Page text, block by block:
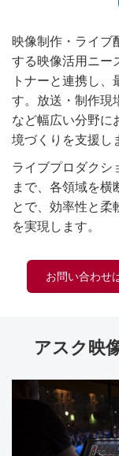
映像制作・ライブ
する映像活用ニー
トナーと連携し
す。放送・制作現
など幅広い分野に
境づくりを支援し
ライブプロダクシ
まで、各領域を横
とで、効率性と柔
を実現します。
お問い合わせ
アスク映